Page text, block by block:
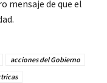
mensaje de que el
acciones del Gobierno